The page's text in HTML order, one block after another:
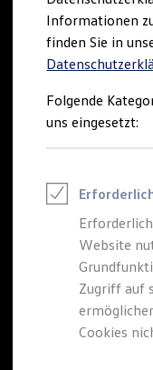
Die
Junge
Leasing
Finanzierung
Kfz-
Informationen
finden Sie in
Folgende
uns eingesetzt:
Website
Zugriff auf
Cookies